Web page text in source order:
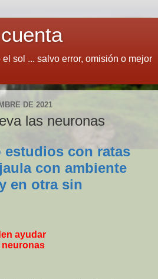
sol ... salvo error, omisión o mejor
DE 2021
las neuronas
estudios con ratas
con ambiente
en otra sin
ayudar
neuronas